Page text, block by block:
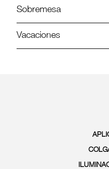
Sobremesa
Vacaciones